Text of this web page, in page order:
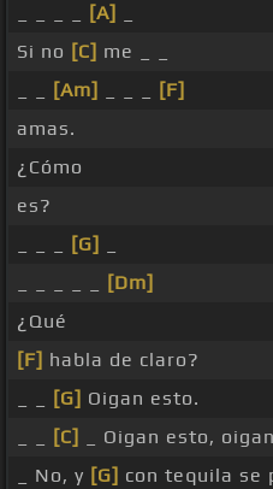
[A]
Si no [C] me _ _
[Am]
[F]
amas.
¿Cómo
es?
[G]
[Dm]
¿Qué
[F] habla de claro?
[G] Oigan esto.
[C]
_ Oigan esto,
_ No, y [G] con tequila se